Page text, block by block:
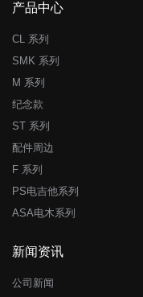
产品中心
CL 系列
SMK 系列
M 系列
纪念款
ST 系列
配件周边
F 系列
PS电吉他系列
ASA电木系列
新闻资讯
公司新闻